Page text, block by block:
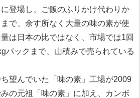
登場し、ご飯のふりかけ代わりか
で、余す所なく大量の味の素が使
は日本の比ではなく、市場では1回
パックまで、山積みで売られている
望んでいた「味の素」工場が2009
の元祖「味の素」に加え、カンボ